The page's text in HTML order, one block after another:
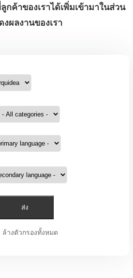
กค้าของเราได้เพิ่มเข้ามาในส่วน
งผลงานของเรา
ล้างตัวกรองทั้งหมด